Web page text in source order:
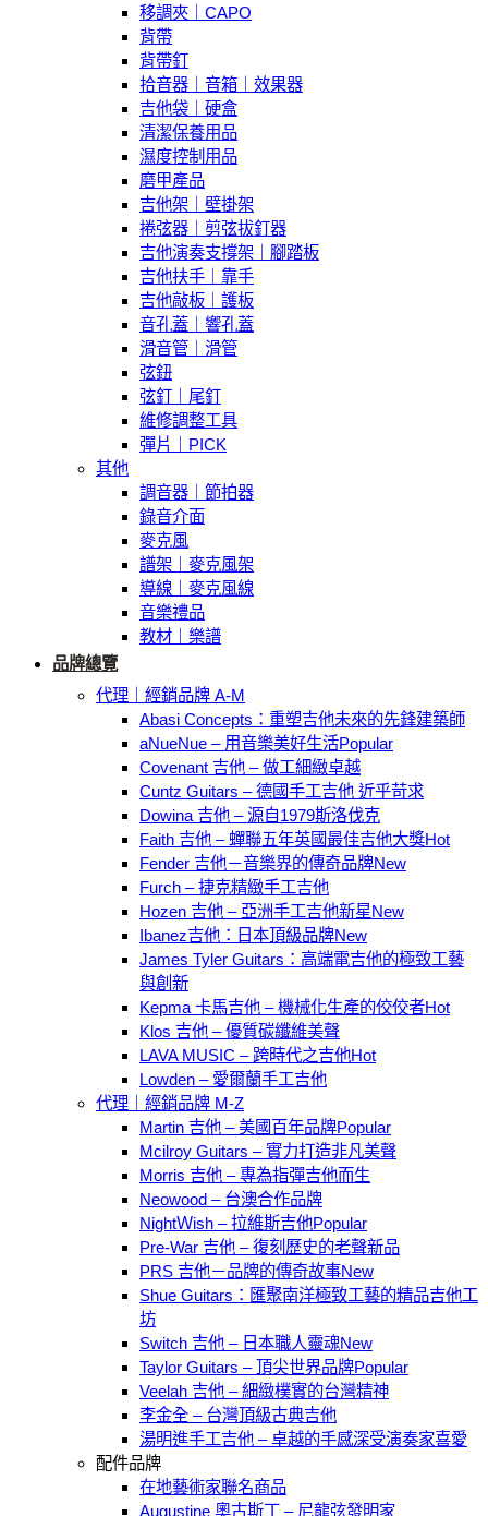
移調夾｜CAPO
背帶
背帶釘
拾音器｜音箱｜效果器
吉他袋｜硬盒
清潔保養用品
濕度控制用品
磨甲產品
吉他架｜壁掛架
捲弦器｜剪弦拔釘器
吉他演奏支撐架｜腳踏板
吉他扶手｜靠手
吉他敲板｜護板
音孔蓋｜響孔蓋
滑音管｜滑管
弦鈕
弦釘｜尾釘
維修調整工具
彈片｜PICK
其他
調音器｜節拍器
錄音介面
麥克風
譜架｜麥克風架
導線｜麥克風線
音樂禮品
教材｜樂譜
品牌總覽
代理｜經銷品牌 A-M
Abasi Concepts：重塑吉他未來的先鋒建築師
aNueNue – 用音樂美好生活
Covenant 吉他 – 做工細緻卓越
Cuntz Guitars – 德國手工吉他 近乎苛求
Dowina 吉他 – 源自1979斯洛伐克
Faith 吉他 – 蟬聯五年英國最佳吉他大獎
Fender 吉他－音樂界的傳奇品牌
Furch – 捷克精緻手工吉他
Hozen 吉他 – 亞洲手工吉他新星
Ibanez吉他：日本頂級品牌
James Tyler Guitars：高端電吉他的極致工藝
與創新
Kepma 卡馬吉他 – 機械化生產的佼佼者
Klos 吉他 – 優質碳纖維美聲
LAVA MUSIC – 跨時代之吉他
Lowden – 愛爾蘭手工吉他
代理｜經銷品牌 M-Z
Martin 吉他 – 美國百年品牌
Mcilroy Guitars – 實力打造非凡美聲
Morris 吉他 – 專為指彈吉他而生
Neowood – 台澳合作品牌
NightＷish – 拉維斯吉他
Pre-War 吉他 – 復刻歷史的老聲新品
PRS 吉他－品牌的傳奇故事
Shue Guitars：匯聚南洋極致工藝的精品吉他工
坊
Switch 吉他 – 日本職人靈魂
Taylor Guitars – 頂尖世界品牌
Veelah 吉他 – 細緻樸實的台灣精神
李金全 – 台灣頂級古典吉他
湯明進手工吉他 – 卓越的手感深受演奏家喜愛
配件品牌
在地藝術家聯名商品
Augustine 奧古斯丁 – 尼龍弦發明家